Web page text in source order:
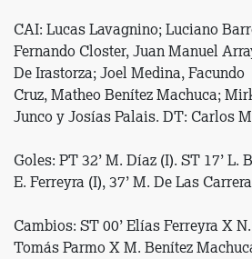
CAI: Lucas Lavagnino; Luciano
Fernando Closter, Juan Manuel
De Irastorza; Joel Medina, Facundo
Cruz, Matheo Benítez Machuca;
Junco y Josías Palais. DT: Carlos
Goles: PT 32’ M. Díaz (I). ST 17’ L.
E. Ferreyra (I), 37’ M. De Las
Cambios: ST 00’ Elías Ferreyra X
Tomás Parmo X M. Benítez